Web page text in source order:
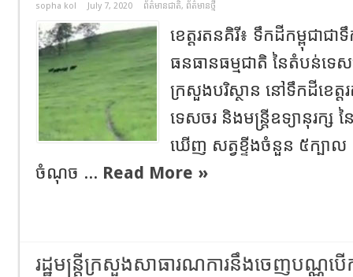
sopha kol July 7, 2020 ព័ត៌មានជាតិ, ព័ត៌មានថ្មី
ខេត្តរតនគិរី៖ ទឹកដីកម្ពុជា
ធនធានធម្មជាតិ នៃតំបន់ទេ
ក្រសួងបរិស្ថាន នៅទឹកដីខេត្
ទេសចរ និងមន្ត្រីឧទ្យានុរក្ស
ឃើញ សត្វខ្ទីងចំនួន ៥ក្បាល
ចំណុច ... Read More »
រដ្ឋមន្ត្រីក្រសួងសាធារណការនឹងចេញបណ្ណបើ